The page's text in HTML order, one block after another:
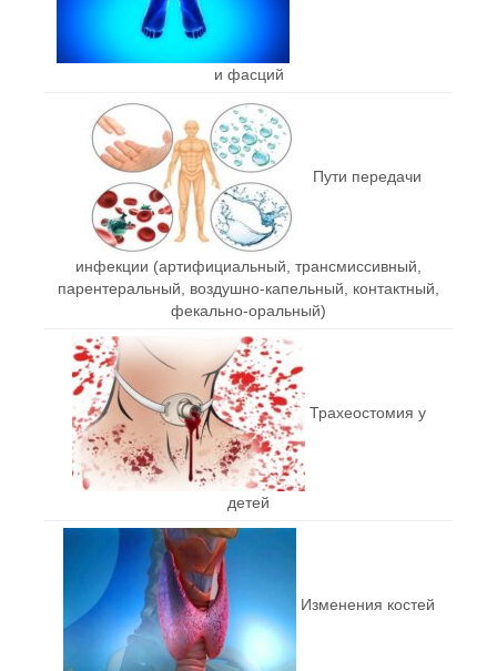
и фасций
Пути передачи
инфекции (артифициальный, трансмиссивный,
парентеральный, воздушно-капельный, контактный,
фекально-оральный)
Трахеостомия у
детей
Изменения костей